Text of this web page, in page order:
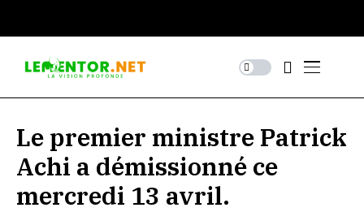
Le premier ministre Patrick
Achi a démissionné ce
mercredi 13 avril.